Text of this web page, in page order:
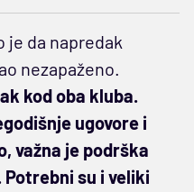
je da napredak
nezapaženo.
kod oba kluba.
ugovore i
važna je podrška
su i veliki